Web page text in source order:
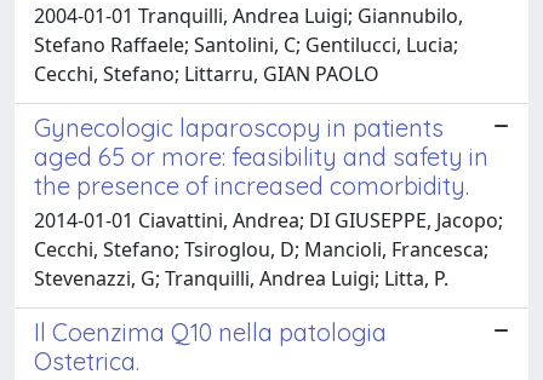
2004-01-01 Tranquilli, Andrea Luigi; Giannubilo,
Stefano Raffaele; Santolini, C; Gentilucci, Lucia;
Cecchi, Stefano; Littarru, GIAN PAOLO
Gynecologic laparoscopy in patients
aged 65 or more: feasibility and safety in
the presence of increased comorbidity.
2014-01-01 Ciavattini, Andrea; DI GIUSEPPE, Jacopo;
Cecchi, Stefano; Tsiroglou, D; Mancioli, Francesca;
Stevenazzi, G; Tranquilli, Andrea Luigi; Litta, P.
Il Coenzima Q10 nella patologia
Ostetrica.